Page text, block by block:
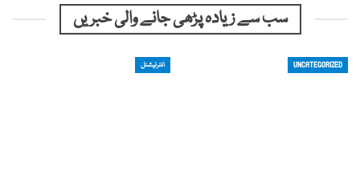
سب سے زیادہ پڑھی جانے والی خبریں
UNCATEGORIZED انٹرنیشنل